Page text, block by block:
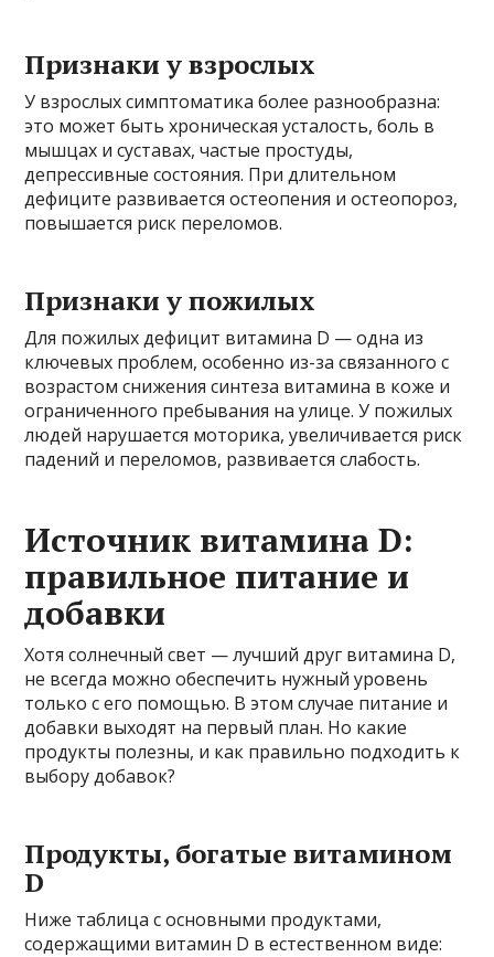
Признаки у взрослых
У взрослых симптоматика более разнообразна:
это может быть хроническая усталость, боль в
мышцах и суставах, частые простуды,
депрессивные состояния. При длительном
дефиците развивается остеопения и остеопороз,
повышается риск переломов.
Признаки у пожилых
Для пожилых дефицит витамина D — одна из
ключевых проблем, особенно из-за связанного с
возрастом снижения синтеза витамина в коже и
ограниченного пребывания на улице. У пожилых
людей нарушается моторика, увеличивается риск
падений и переломов, развивается слабость.
Источник витамина D:
правильное питание и
добавки
Хотя солнечный свет — лучший друг витамина D,
не всегда можно обеспечить нужный уровень
только с его помощью. В этом случае питание и
добавки выходят на первый план. Но какие
продукты полезны, и как правильно подходить к
выбору добавок?
Продукты, богатые витамином
D
Ниже таблица с основными продуктами,
содержащими витамин D в естественном виде: